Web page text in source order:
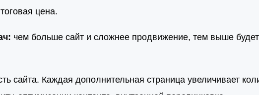
цена.
чем больше сайт и сложнее продвижение, тем выше будет
сайта. Каждая дополнительная страница увеличивает